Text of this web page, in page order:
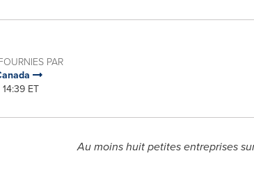
PAR
ET
Au moins huit petites entreprises